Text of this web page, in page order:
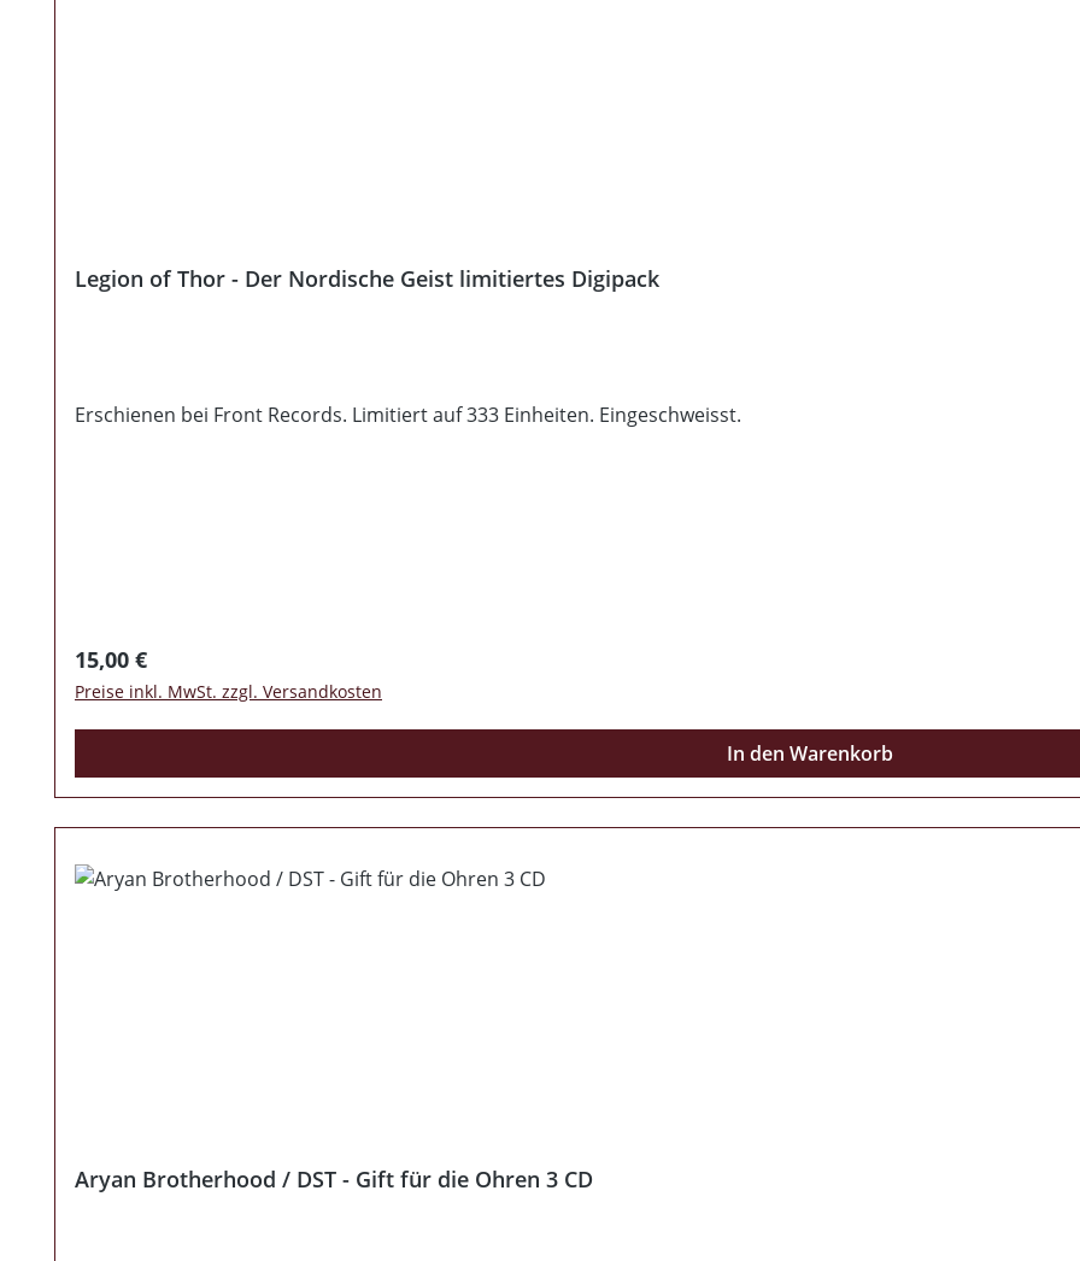
Legion of Thor - Der Nordische Geist limitiertes Digipack
Erschienen bei Front Records. Limitiert auf 333 Einheiten. Eingeschweisst.
Regulärer Preis:
15,00 €
Preise inkl. MwSt. zzgl. Versandkosten
In den Warenkorb
Aryan Brotherhood / DST - Gift für die Ohren 3 CD